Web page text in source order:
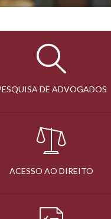
DE ADVOGADOS
ACESSO AO DIREITO